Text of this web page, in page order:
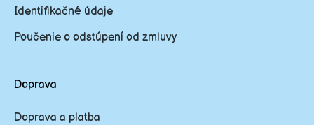
Identifikačné údaje
Poučenie o odstúpení od zmluvy
Doprava
Doprava a platba